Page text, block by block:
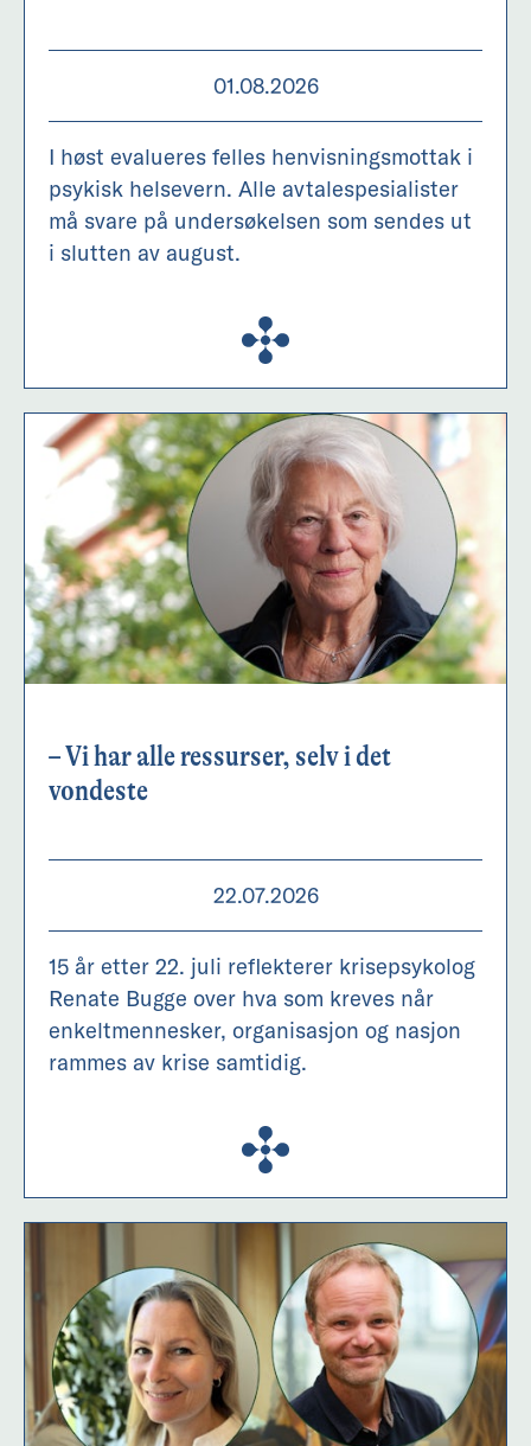
01.08.2026
I høst evalueres felles henvisningsmottak i
psykisk helsevern. Alle avtalespesialister
må svare på undersøkelsen som sendes ut
i slutten av august.
– Vi har alle ressurser, selv i det
vondeste
22.07.2026
15 år etter 22. juli reflekterer krisepsykolog
Renate Bugge over hva som kreves når
enkeltmennesker, organisasjon og nasjon
rammes av krise samtidig.